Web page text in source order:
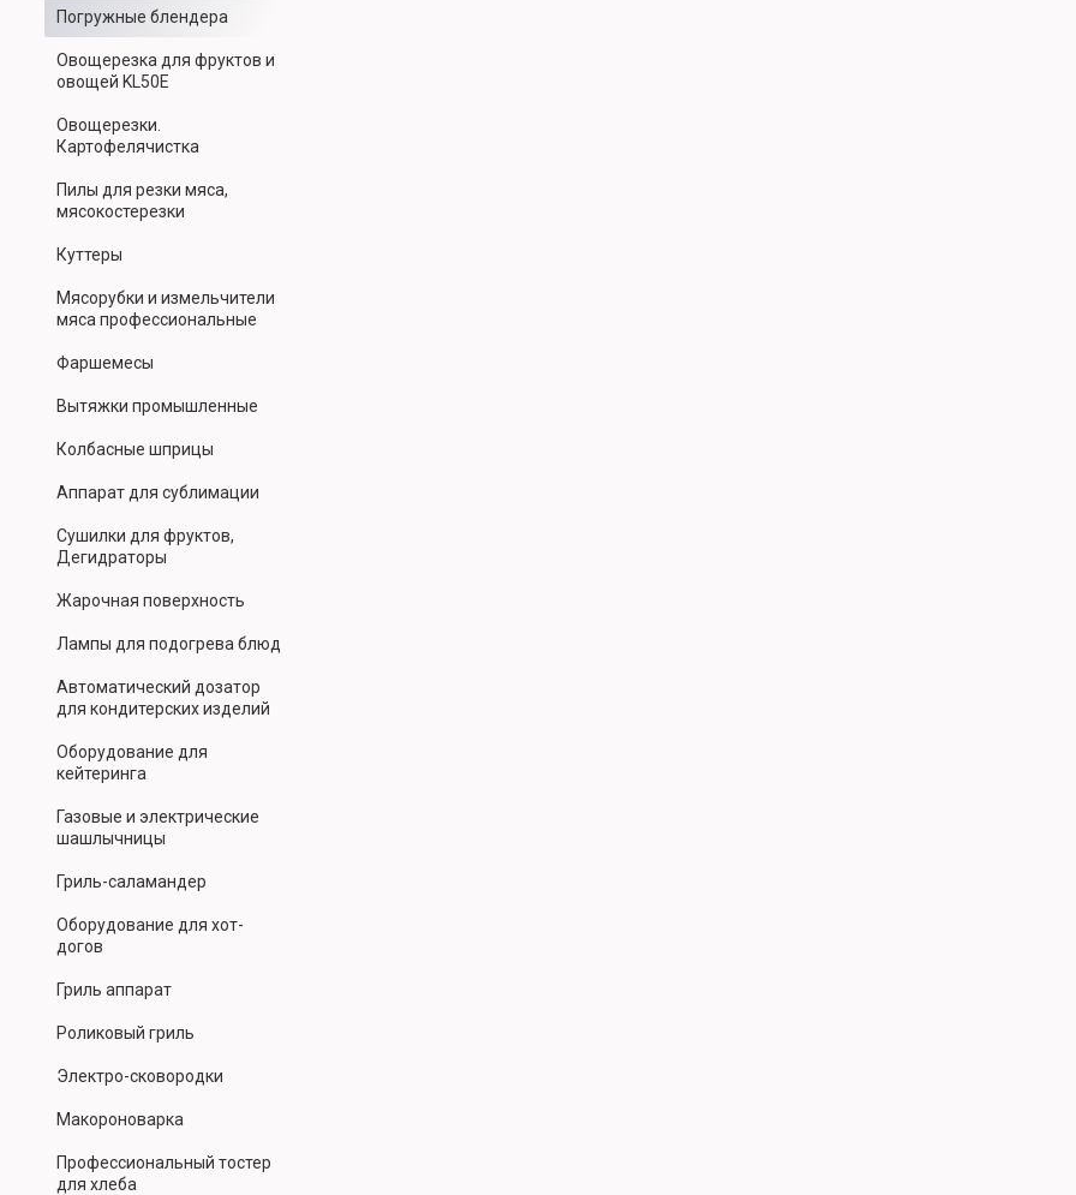
Погружные блендера
Овощерезка для фруктов и
овощей KL50E
Овощерезки.
Картофелячистка
Пилы для резки мяса,
мясокостерезки
Куттеры
Мясорубки и измельчители
мяса профессиональные
Фаршемесы
Вытяжки промышленные
Колбасные шприцы
Аппарат для сублимации
Сушилки для фруктов,
Дегидраторы
Жарочная поверхность
Лампы для подогрева блюд
Автоматический дозатор
для кондитерских изделий
Оборудование для
кейтеринга
Газовые и электрические
шашлычницы
Гриль-саламандер
Оборудование для хот-
догов
Гриль аппарат
Роликовый гриль
Электро-сковородки
Макороноварка
Профессиональный тостер
для хлеба